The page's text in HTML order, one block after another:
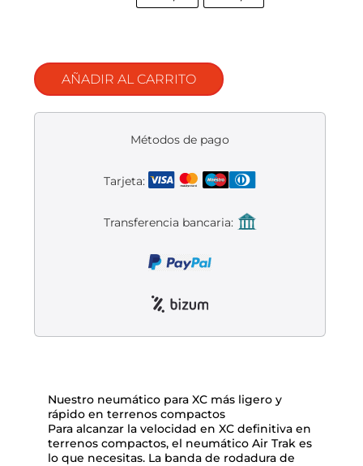
AÑADIR AL CARRITO
Métodos de pago
Tarjeta:
Transferencia bancaria:
Nuestro neumático para XC más ligero y
rápido en terrenos compactos
Para alcanzar la velocidad en XC definitiva en
terrenos compactos, el neumático Air Trak es
lo que necesitas. La banda de rodadura de